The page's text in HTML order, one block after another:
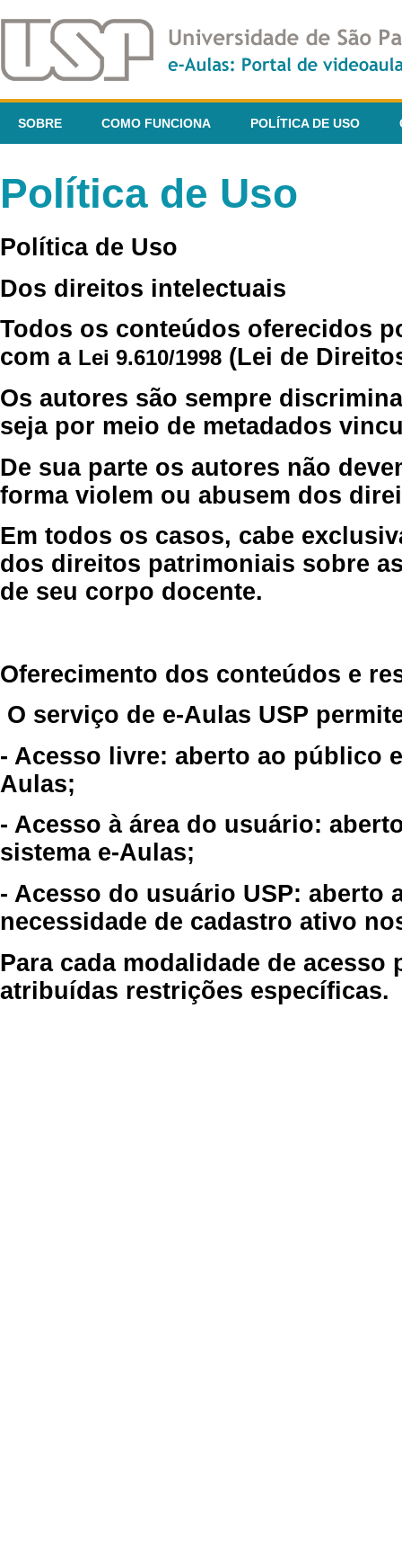
SOBRE COMO FUNCIONA POLÍTICA DE USO
Política de Uso
Política de Uso
Dos direitos intelectuais
Todos os conteúdos oferecidos
com a Lei 9.610/1998 (Lei de
Os autores são sempre
seja por meio de metadados
De sua parte os autores não
forma violem ou abusem dos
Em todos os casos, cabe
dos direitos patrimoniais sobre
de seu corpo docente.
Oferecimento dos conteúdos e
O serviço de e-Aulas USP
- Acesso livre: aberto ao público
Aulas;
- Acesso à área do usuário:
sistema e-Aulas;
- Acesso do usuário USP: aberto
necessidade de cadastro ativo
Para cada modalidade de
atribuídas restrições específicas.